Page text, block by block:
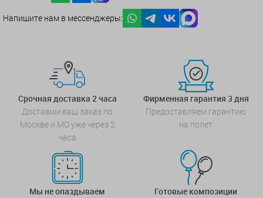
Напишите нам в мессенджеры:
Срочная доставка 2 часа
Доставим ваш заказ по
Москве и МО уже через 2
часа
Фирменная гарантия 3 дня
Предоставляем гарантию
на полет
Мы не опаздываем
Готовые композиции